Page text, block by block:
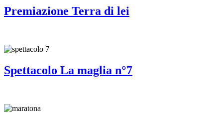
Premiazione Terra di lei
Spettacolo La maglia n°7